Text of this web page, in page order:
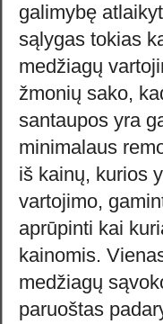
galimybę
sąlygas tokias
medžiagų
žmonių sako,
santaupos yra
minimalaus
iš kainų, kurios
vartojimo,
aprūpinti kai
kainomis.
medžiagų
paruoštas